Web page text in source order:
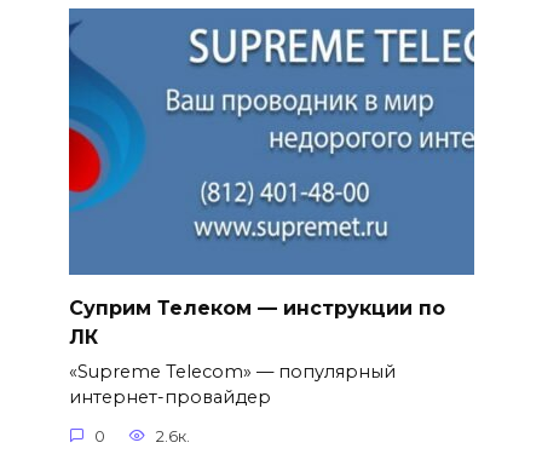
Суприм Телеком — инструкции по
ЛК
«Supreme Telecom» — популярный
интернет-провайдер
0 2.6к.